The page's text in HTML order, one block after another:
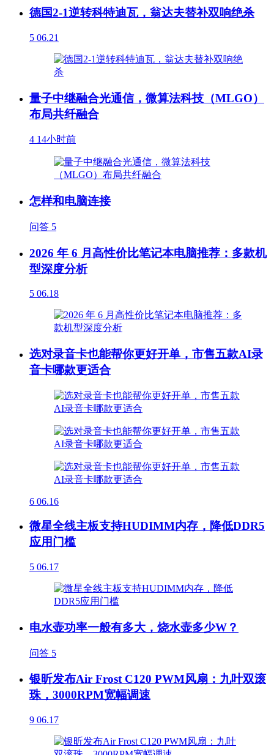
德国2-1逆转科特迪瓦，翁达夫替补双响绝杀
5 06.21
量子中继融合光通信，微算法科技（MLGO）
布局共纤融合
4 14小时前
怎样和电脑连接
问答 5
2026 年 6 月高性价比笔记本电脑推荐：多款机
型深度分析
5 06.18
选对录音卡也能帮你更好开单，市售五款AI录
音卡哪款更适合
6 06.16
微星全线主板支持HUDIMM内存，降低DDR5
应用门槛
5 06.17
电水壶功率一般有多大，烧水壶多少W？
问答 5
银昕发布Air Frost C120 PWM风扇：九叶双滚
珠，3000RPM宽幅调速
9 06.17